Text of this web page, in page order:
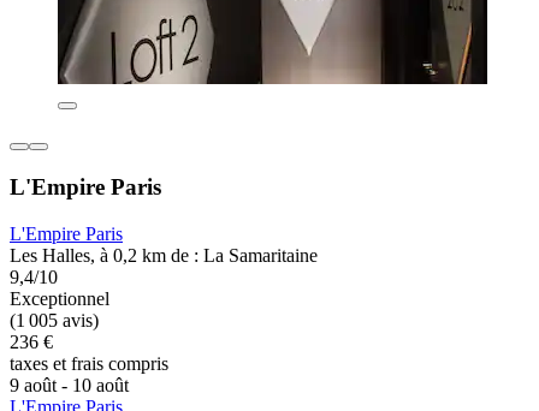
L'Empire Paris
L'Empire Paris
Les Halles, à 0,2 km de : La Samaritaine
9,4/10
Exceptionnel
(1 005 avis)
236 €
taxes et frais compris
9 août - 10 août
L'Empire Paris